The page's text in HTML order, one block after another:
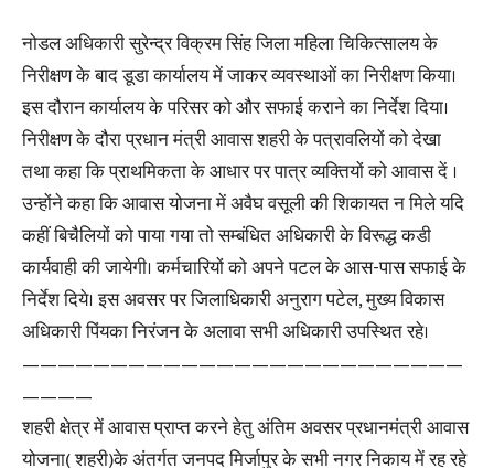
नोडल अधिकारी सुरेन्द्र विक्रम सिंह जिला महिला चिकित्सालय के
निरीक्षण के बाद डूडा कार्यालय में जाकर व्यवस्थाओं का निरीक्षण किया।
इस दौरान कार्यालय के परिसर को और सफाई कराने का निर्देश दिया।
निरीक्षण के दौरा प्रधान मंत्री आवास शहरी के पत्रावलियों को देखा
तथा कहा कि प्राथमिकता के आधार पर पात्र व्यक्तियों को आवास दें ।
उन्होंने कहा कि आवास योजना में अवैघ वसूली की शिकायत न मिले यदि
कहीं बिचैलियों को पाया गया तो सम्बंधित अधिकारी के विरूद्ध कडी
कार्यवाही की जायेगी। कर्मचारियों को अपने पटल के आस-पास सफाई के
निर्देश दिये। इस अवसर पर जिलाधिकारी अनुराग पटेल, मुख्य विकास
अधिकारी पिंयका निरंजन के अलावा सभी अधिकारी उपस्थित रहे।
—————————————————————————
————
शहरी क्षेत्र में आवास प्राप्त करने हेतु अंतिम अवसर प्रधानमंत्री आवास
योजना( शहरी)के अंतर्गत जनपद मिर्जापुर के सभी नगर निकाय में रह रहे